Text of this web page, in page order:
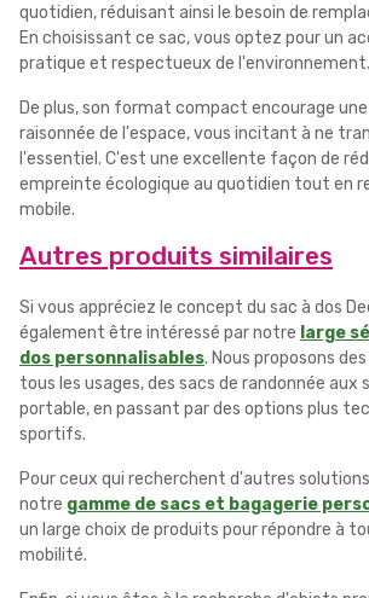
quotidien, réduisant ainsi le besoin de
En choisissant ce sac, vous optez pour un
pratique et respectueux de l'environnement.
De plus, son format compact encourage
raisonnée de l'espace, vous incitant à ne
l'essentiel. C'est une excellente façon de
empreinte écologique au quotidien tout en
mobile.
Autres produits similaires
Si vous appréciez le concept du sac à dos
également être intéressé par notre large
dos personnalisables. Nous proposons
tous les usages, des sacs de randonnée aux
portable, en passant par des options plus
sportifs.
Pour ceux qui recherchent d'autres
notre gamme de sacs et bagagerie
un large choix de produits pour répondre à
mobilité.